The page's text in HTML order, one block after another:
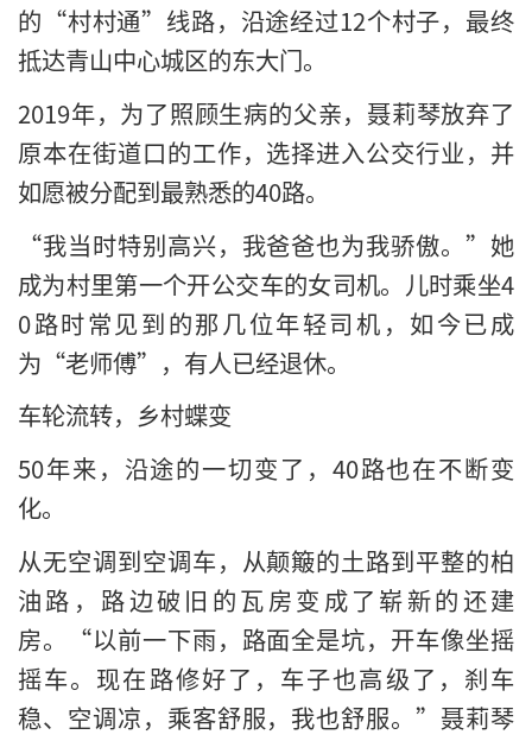
的“村村通”线路，沿途经过12个村子，最终
抵达青山中心城区的东大门。
2019年，为了照顾生病的父亲，聂莉琴放弃了
原本在街道口的工作，选择进入公交行业，并
如愿被分配到最熟悉的40路。
“我当时特别高兴，我爸爸也为我骄傲。”她
成为村里第一个开公交车的女司机。儿时乘坐4
0路时常见到的那几位年轻司机，如今已成
为“老师傅”，有人已经退休。
车轮流转，乡村蝶变
50年来，沿途的一切变了，40路也在不断变
化。
从无空调到空调车，从颠簸的土路到平整的柏
油路，路边破旧的瓦房变成了崭新的还建
房。“以前一下雨，路面全是坑，开车像坐摇
摇车。现在路修好了，车子也高级了，刹车
稳、空调凉，乘客舒服，我也舒服。”聂莉琴